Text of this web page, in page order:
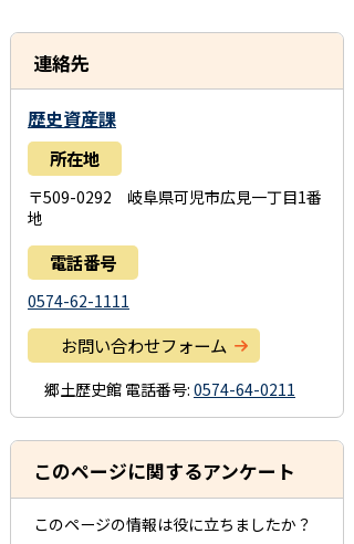
連絡先
歴史資産課
所在地
〒509-0292 岐阜県可児市広見一丁目1番
地
電話番号
0574-62-1111
お問い合わせフォーム
郷土歴史館 電話番号: 0574-64-0211
このページに関するアンケート
このページの情報は役に立ちましたか？